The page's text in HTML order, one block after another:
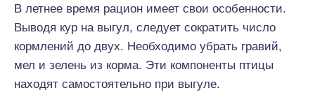
В летнее время рацион имеет свои особенности.
Выводя кур на выгул, следует сократить число
кормлений до двух. Необходимо убрать гравий,
мел и зелень из корма. Эти компоненты птицы
находят самостоятельно при выгуле.